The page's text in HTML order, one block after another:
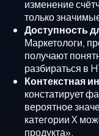
изменение
только
Доступность
Маркетологи,
получают
разбираться в
Контекстная
констатирует
вероятное
категории X
продукта».